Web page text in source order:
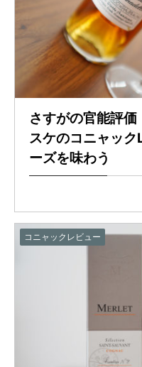
さすがの官能評
スケのコニャッ
ーズを味わう
コニャックレビュー